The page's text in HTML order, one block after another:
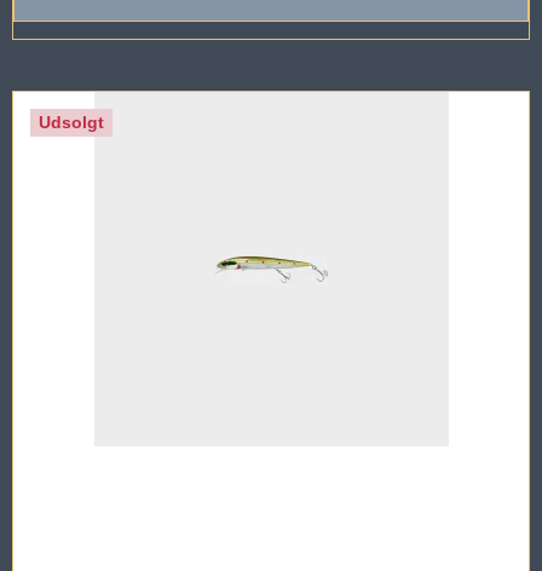
Udsolgt